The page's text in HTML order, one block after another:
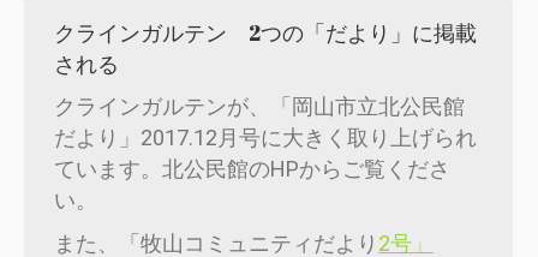
クラインガルテン 2つの「だより」に掲載
される
クラインガルテンが、「岡山市立北公民館
だより」2017.12月号に大きく取り上げられ
ています。北公民館のHPからご覧くださ
い。
また、「牧山コミュニティだより 2号」